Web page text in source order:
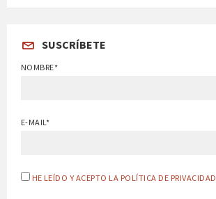
SUSCRÍBETE
NOMBRE*
E-MAIL*
HE LEÍDO Y ACEPTO LA POLÍTICA DE PRIVACIDAD